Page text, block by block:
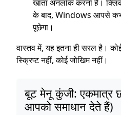
खाता अनलॉक करना है।
के बाद, Windows आपसे
पूछेगा।
वास्तव में, यह इतना ही सरल है।
स्क्रिप्ट नहीं, कोई जोखिम नहीं।
बूट मेनू कुंजी: एकमात्र
आपको समाधान देते हैं)